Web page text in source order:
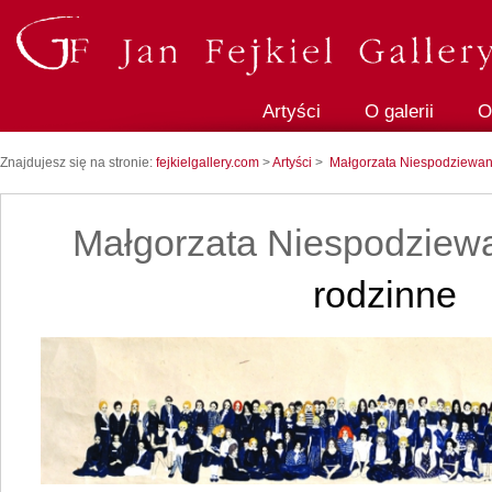
Artyści O galerii
Znajdujesz się na stronie: fejkielgallery.com >Artyści > Małgorzata
Małgorzata
rodzinne